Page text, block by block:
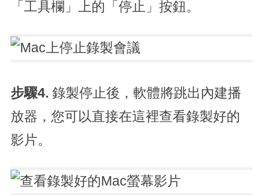
「工具欄」上的「停止」按鈕。
步驟4. 錄製停止後，軟體將跳出內建播
放器，您可以直接在這裡查看錄製好的
影片。